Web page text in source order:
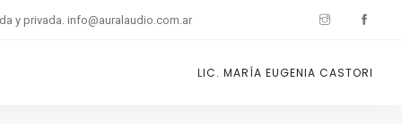
y privada. info@auralaudio.com.ar
LIC. MARÍA EUGENIA CASTORI